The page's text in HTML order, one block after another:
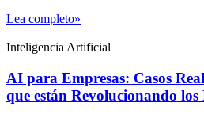
Lea completo»
Inteligencia Artificial
AI para Empresas: Casos
que están Revolucionando los